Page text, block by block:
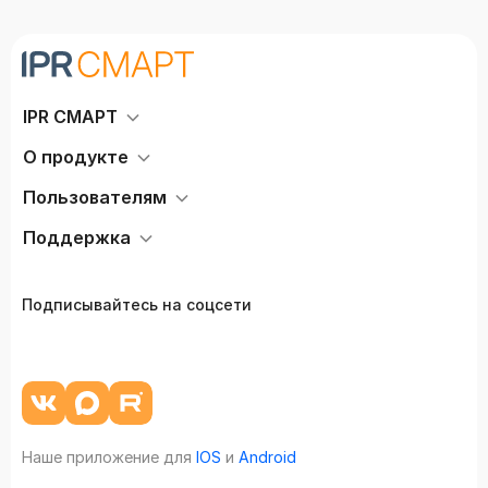
IPR СМАРТ
О продукте
Пользователям
Поддержка
Подписывайтесь на соцсети
Наше приложение для IOS и Android